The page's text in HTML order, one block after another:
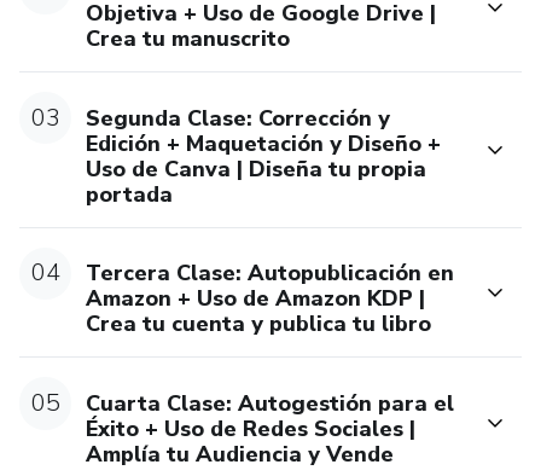
promocionando porductos y servicios.
puedes estar presente para vender tus libros y convertirte
en BestSeller.
9. Introducción y cierre inspirador y motivante.
10. Clases prácticas con pantalla grabada para que puedas
11. Resumen de cada clase con definiciones, tips y enlaces
para que no te pierdas de nada.
Objetiva + Uso de Google Drive |
Crea tu manuscrito
03
Segunda Clase: Corrección y
Edición + Maquetación y Diseño +
Uso de Canva | Diseña tu propia
portada
04
Tercera Clase: Autopublicación en
Amazon + Uso de Amazon KDP |
Crea tu cuenta y publica tu libro
05
Cuarta Clase: Autogestión para el
Éxito + Uso de Redes Sociales |
Amplía tu Audiencia y Vende